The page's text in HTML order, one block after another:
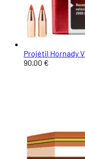
Projétil Hornady V
90,00 €